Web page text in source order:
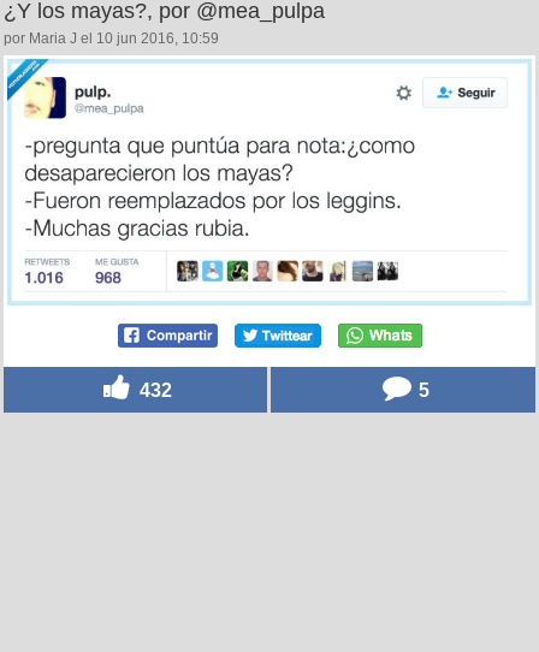
¿Y los mayas?, por @mea_pulpa
por Maria J el 10 jun 2016, 10:59
432 5